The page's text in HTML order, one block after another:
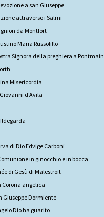
a san Giuseppe
attraverso i Salmi
da Montfort
Maria Russolillo
Signora della preghiera a Pontmain
Misericordia
d'Avila
di Dio Edvige Carboni
in ginocchio e in bocca
di Gesù di Malestroit
Corona angelica
Giuseppe Dormiente
Dio ha guarito